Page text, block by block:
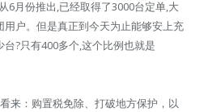
6月份推出,已经取得了3000台定单,大
户。但是真正到今天为止能够安上充
?只有400多个,这个比例也就是
来：购置税免除、打破地方保护，以